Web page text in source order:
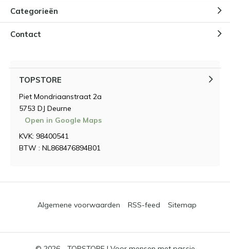
Categorieën
Contact
TOPSTORE
Piet Mondriaanstraat 2a
5753 DJ Deurne
Open in Google Maps
KVK: 98400541
BTW : NL868476894B01
Algemene voorwaarden RSS-feed Sitemap